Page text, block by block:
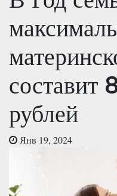
составит
рублей
Янв 19, 2024